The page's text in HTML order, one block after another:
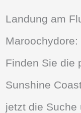
Landung am
Finden Sie die
Sunshine
jetzt die Suche